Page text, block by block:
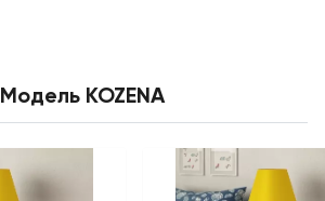
Модель KOZENA